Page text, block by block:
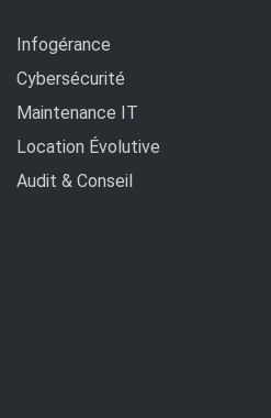
Infogérance
Cybersécurité
Maintenance IT
Location Évolutive
Audit & Conseil